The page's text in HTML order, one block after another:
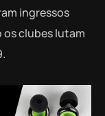
ingressos
clubes lutam